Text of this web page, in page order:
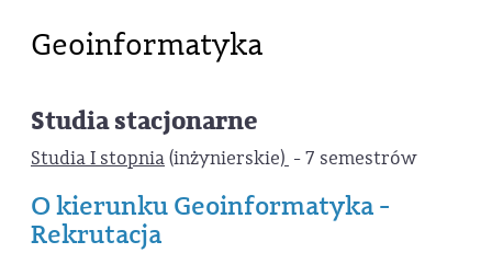
Geoinformatyka
Studia stacjonarne
Studia I stopnia(inżynierskie) - 7 semestrów
O kierunku Geoinformatyka -
Rekrutacja